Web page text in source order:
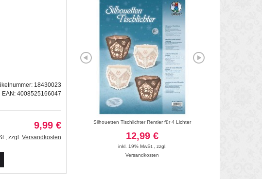
18430023
EAN: 4008525166047
9,99 €
, zzgl. Versandkosten
"Filigrano" Weihnachtsmann
Silhouetten Tischlichter Rentier für 4 Lichter
12,99 €
inkl. 19% MwSt.
zzgl.
Versandkosten